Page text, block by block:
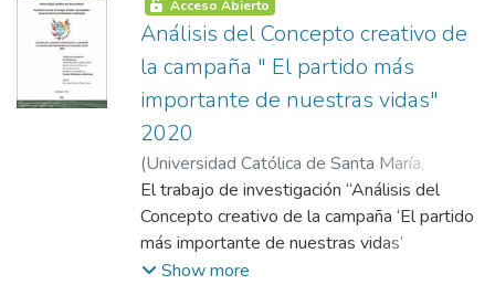
Acceso Abierto
Análisis del Concepto creativo de
la campaña " El partido más
importante de nuestras vidas"
2020
(Universidad Católica de Santa María,
2021-04-21)Cohaila Bernahola, Isabel
Cristina;Zegarra Linares, Valeria Lucía
El trabajo de investigación “Análisis del
Concepto creativo de la campaña ‘El partido
más importante de nuestras vidas’
Arequipa, 2020” es presentado por las
Show more